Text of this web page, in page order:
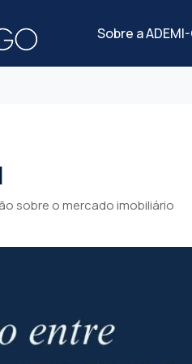
Sobre a
sobre o mercado imobiliário